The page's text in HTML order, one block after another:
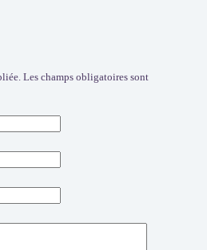
Les champs obligatoires sont